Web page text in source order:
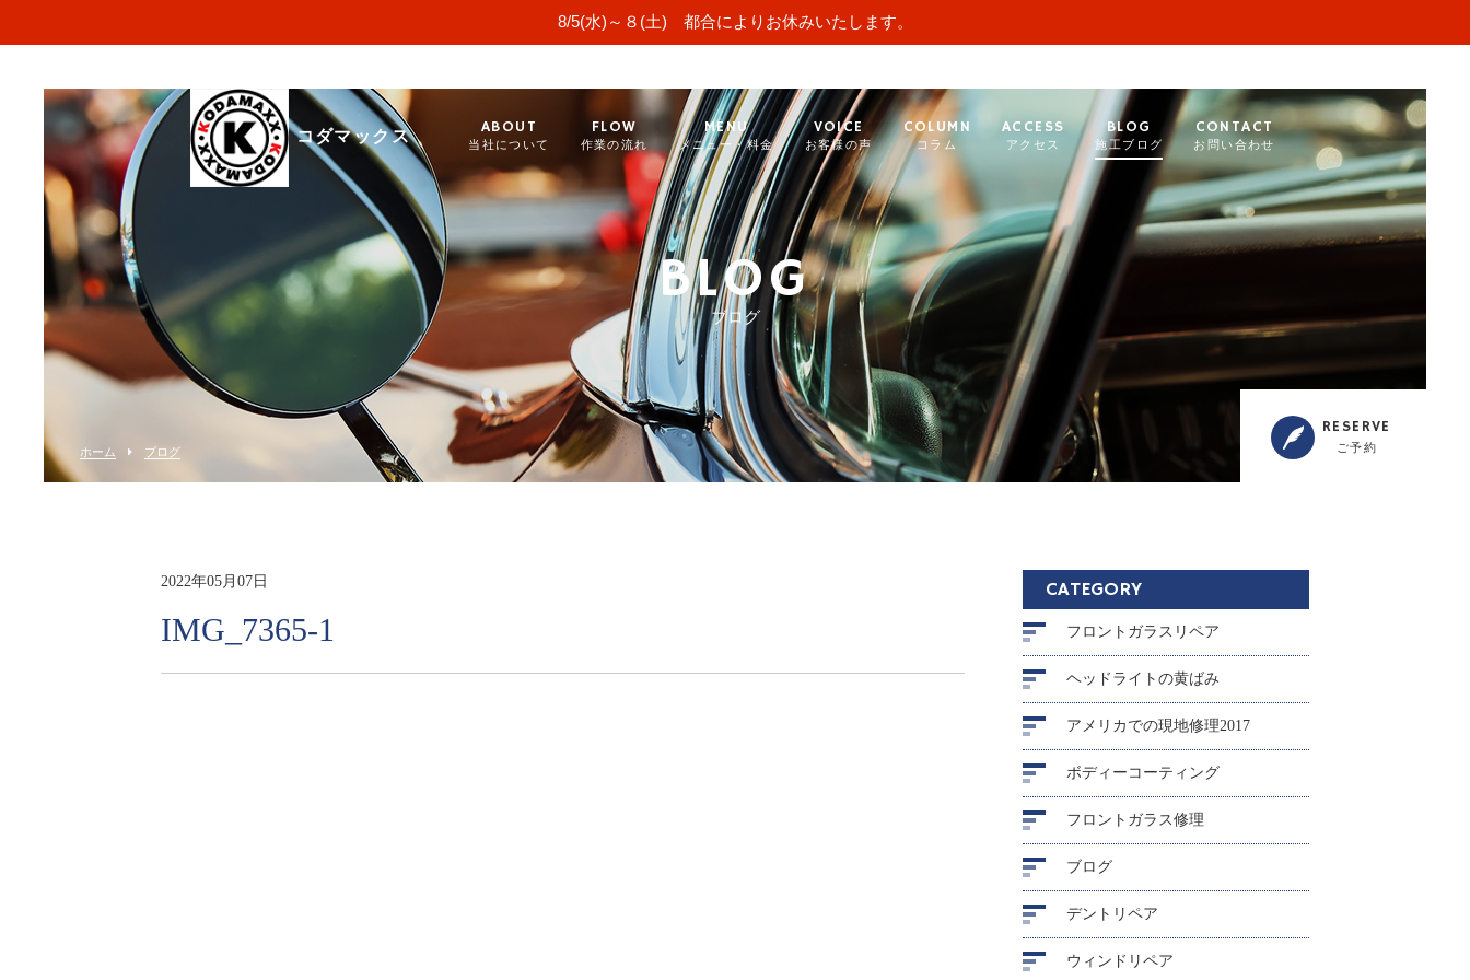
8/5(水)～８(土) 都合によりお休みいたします。
コダマックス
ABOUT
当社について
FLOW
作業の流れ
MENU
メニュー・料金
VOICE
お客様の声
COLUMN
コラム
ACCESS
アクセス
BLOG
施工ブログ
CONTACT
お問い合わせ
BLOG
ブログ
ホーム ブログ
RESERVE
ご予約
2022年05月07日
IMG_7365-1
CATEGORY
フロントガラスリペア
ヘッドライトの黄ばみ
アメリカでの現地修理2017
ボディーコーティング
フロントガラス修理
ブログ
デントリペア
ウィンドリペア